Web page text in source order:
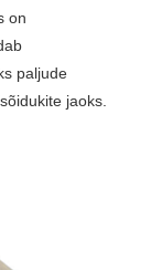
on
paljude
jaoks.